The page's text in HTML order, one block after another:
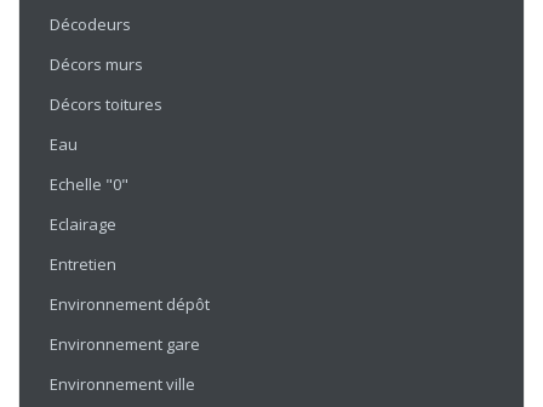
Décodeurs
Décors murs
Décors toitures
Eau
Echelle "0"
Eclairage
Entretien
Environnement dépôt
Environnement gare
Environnement ville